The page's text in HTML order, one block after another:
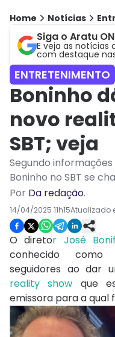
Home Notícias
Siga o Aratu
E veja as notícias
com destaque
ENTRETENIMENTO
Boninho
novo
SBT; veja
Segundo
Boninho no SBT se
Por Da redação.
14/04/2025 11h15Atualizado
O diretor José
conhecido como
seguidores ao dar
reality show que
emissora para a